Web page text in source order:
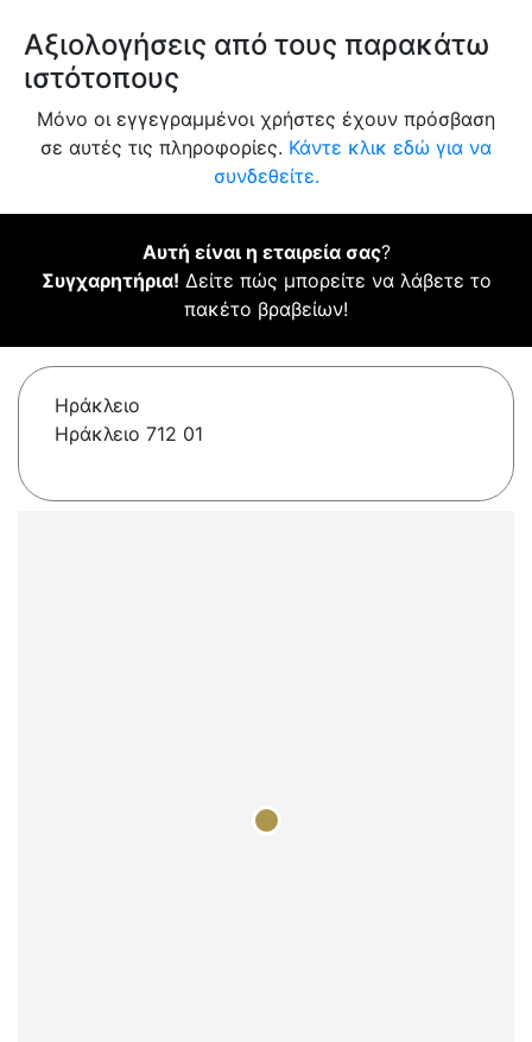
Αξιολογήσεις από τους παρακάτω
ιστότοπους
Μόνο οι εγγεγραμμένοι χρήστες έχουν πρόσβαση
σε αυτές τις πληροφορίες. Κάντε κλικ εδώ για να
συνδεθείτε.
Αυτή είναι η εταιρεία σας?
Συγχαρητήρια! Δείτε πώς μπορείτε να λάβετε το
πακέτο βραβείων!
Ηράκλειο
Ηράκλειο 712 01